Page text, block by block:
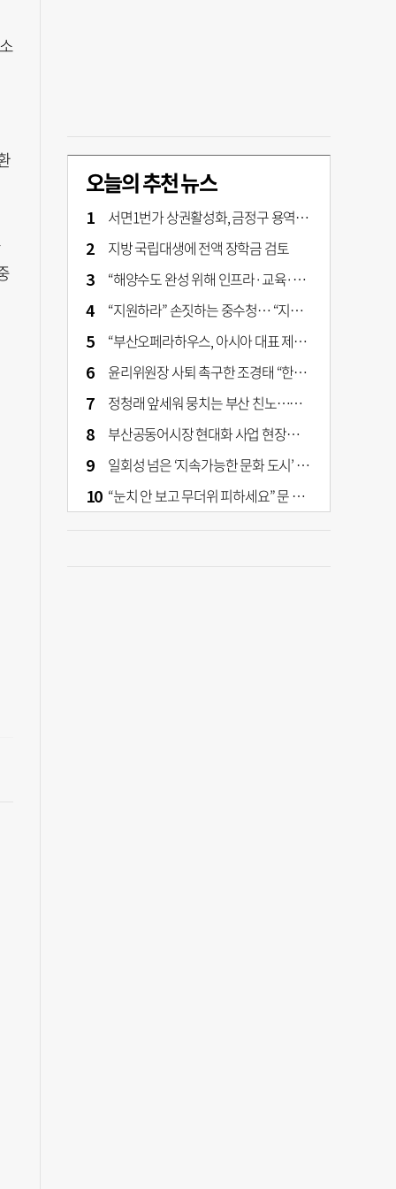
오늘의 추천 뉴스
서면1번가 상권활성화, 금정구 용역 그대로 ‘복붙’
지방 국립대생에 전액 장학금 검토
“해양수도 완성 위해 인프라·교육·세제 등 전방위 지원”…부산해양수도특별법’ 개정안 발의
“지원하라” 손짓하는 중수청… “지켜보자” 머뭇대는 검찰
“부산오페라하우스, 아시아 대표 제작 극장 지향해야”
윤리위원장 사퇴 촉구한 조경태 “한동훈 제명 철회해야”
정청래 앞세워 뭉치는 부산 친노…전대 결과가 부산 민주 세력 판도 바꾼다
부산공동어시장 현대화 사업 현장서 오염토 발견
일회성 넘은 ‘지속가능한 문화 도시’ 원동력은 시민 지지 [부산은 열려 있다]
“눈치 안 보고 무더위 피하세요” 문 활짝 연 은행·마트